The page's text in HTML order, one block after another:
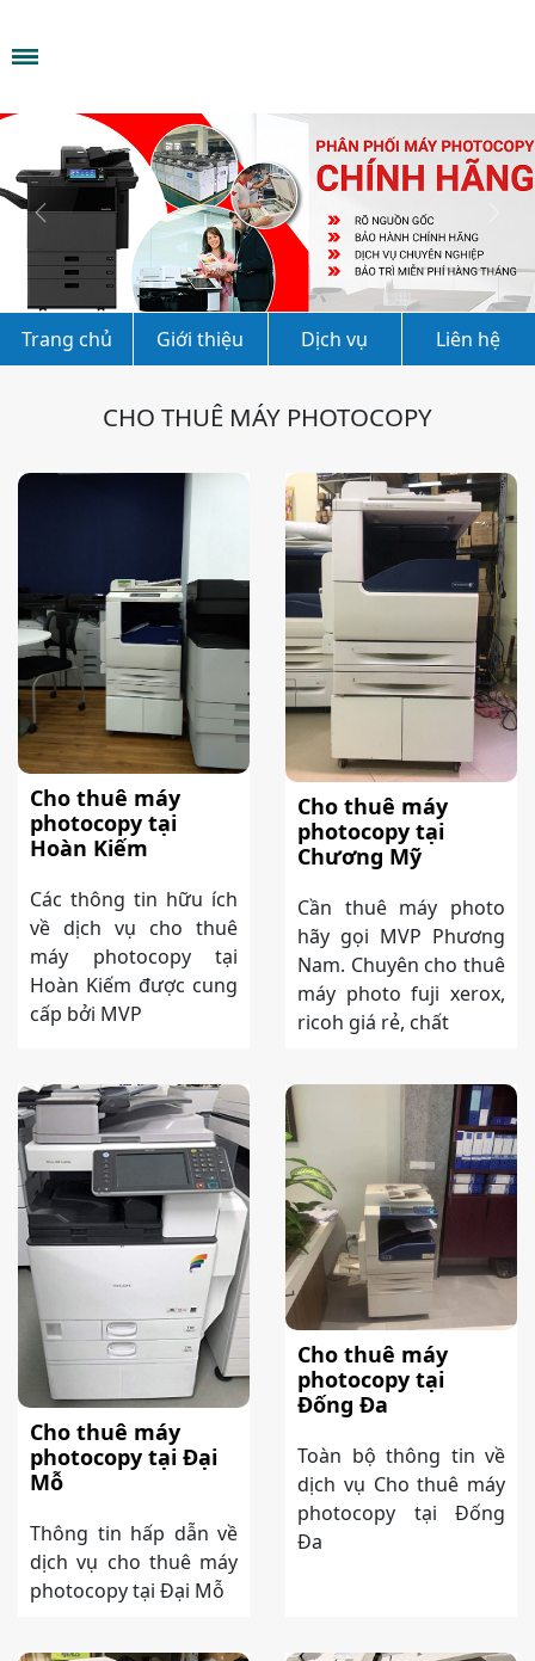
Previous
Trang chủ Giới thiệu Dịch vụ Liên hệ
CHO THUÊ MÁY PHOTOCOPY
Cho thuê máy
photocopy tại
Hoàn Kiếm
Các thông tin hữu ích
về dịch vụ cho thuê
máy photocopy tại
Hoàn Kiếm được cung
cấp bởi MVP
Cho thuê máy
photocopy tại
Chương Mỹ
Cần thuê máy photo
hãy gọi MVP Phương
Nam. Chuyên cho thuê
máy photo fuji xerox,
ricoh giá rẻ, chất
Cho thuê máy
photocopy tại Đại
Mỗ
Thông tin hấp dẫn về
dịch vụ cho thuê máy
photocopy tại Đại Mỗ
Cho thuê máy
photocopy tại
Đống Đa
Toàn bộ thông tin về
dịch vụ Cho thuê máy
photocopy tại Đống
Đa